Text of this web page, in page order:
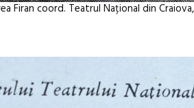
Firan coord. Teatrul Național din Craiova,